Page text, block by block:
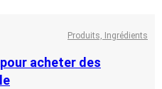
Produits, Ingrédients
acheter des